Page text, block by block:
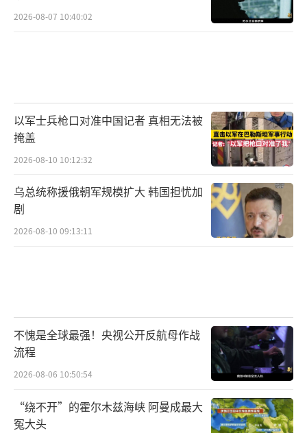
2026-08-07 10:40:02
以军士兵枪口对准中国记者 真相无法被
掩盖
2026-08-10 10:12:32
乌总统称援俄朝军规模扩大 韩国担忧加
剧
2026-08-10 09:13:11
不愧是全球最强！央视公开反航母作战
流程
2026-08-06 10:50:54
“绕不开”的霍尔木兹海峡 阿曼成最大
冤大头